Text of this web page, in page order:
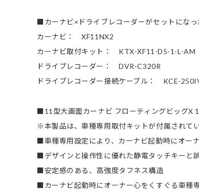
■カーナビ×ドライブレコーダーがセットになっ
カーナビ： XF11NX2
カーナビ取付キット： KTX-XF11-D5-1-L-AM
ドライブレコーダー： DVR-C320R
ドライブレコーダー接続ケーブル： KCE-
■11型大画面カーナビ フローティングビッグX
※本製品は、車種専用取付キットが付属されてい
■車種専用設定により、カーナビ起動時にオー
■デザインと操作性に優れた静電タッチキーと
■安定感のある、高強度タフネス構造
■カーナビ起動時にオーナー心をくすぐる車種